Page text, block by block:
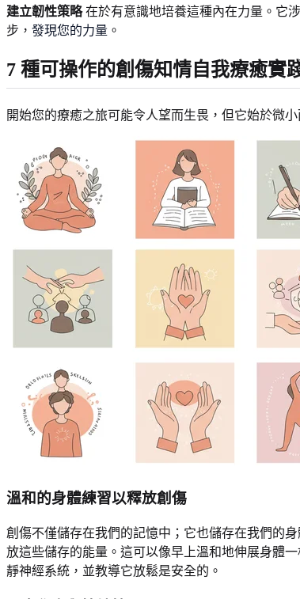
建立韌性策略在於有意識地培養這種內在力量。它
步， 發現您的力量 。
7 種可操作的創傷知情自我療癒實
開始您的療癒之旅可能令人望而生畏，但它始於微
溫和的身體練習以釋放創傷
創傷不僅儲存在我們的記憶中；它也儲存在我們的
放這些儲存的能量。這可以像早上溫和地伸展身體
靜神經系統，並教導它放鬆是安全的。